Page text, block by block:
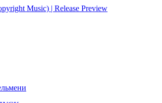
Music) | Release Preview